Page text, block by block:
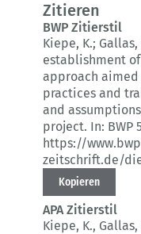
Zitieren
BWP Zitierstil
Kiepe, K.;
establishment
approach
practices and
and
project. In: BWP
https://
zeitschrift.de/
Kopieren
APA Zitierstil
Kiepe, K.,